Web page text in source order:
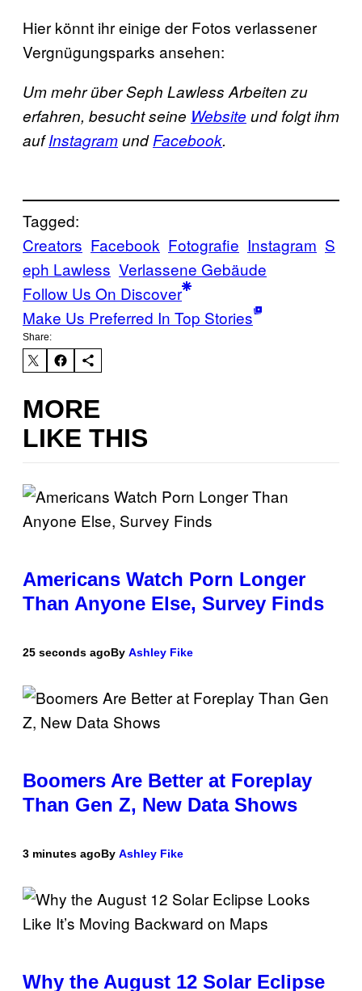
Hier könnt ihr einige der Fotos verlassener
Vergnügungsparks ansehen:
Um mehr über Seph Lawless Arbeiten zu
erfahren, besucht seine Website und folgt ihm
aufInstagramundFacebook.
Tagged:
Creators Facebook Fotografie Instagram S
eph Lawless Verlassene Gebäude
Follow Us On Discover
Make Us Preferred In Top Stories
Share:
MORE
LIKE THIS
Americans Watch Porn Longer
Than Anyone Else, Survey Finds
25 seconds agoBy Ashley Fike
Boomers Are Better at Foreplay
Than Gen Z, New Data Shows
3 minutes agoBy Ashley Fike
Why the August 12 Solar Eclipse